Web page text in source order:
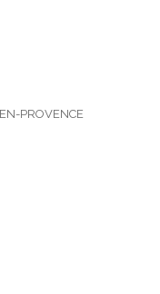
PROVENCE